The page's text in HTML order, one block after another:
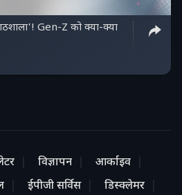
Gen-Z को क्या-क्या
विज्ञापन
आर्काइव
ईपीजी सर्विस डिस्क्लेमर